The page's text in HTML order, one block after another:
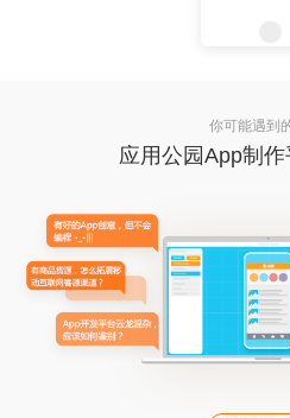
你可能遇到
应用公园App制